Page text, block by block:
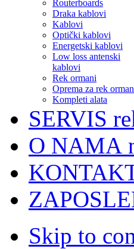
Routerboards
Draka kablovi
Kablovi
Optički kablovi
Energetski kablovi
Low loss antenski
kablovi
Rek ormani
Oprema za rek
Kompleti alata
SERVIS
O NAMA
Skip to